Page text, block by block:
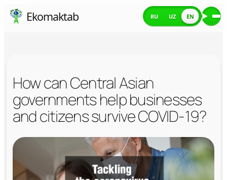
Skip Ekomaktab RU UZ EN
How can Central Asian
governments help businesses
and citizens survive COVID-19?